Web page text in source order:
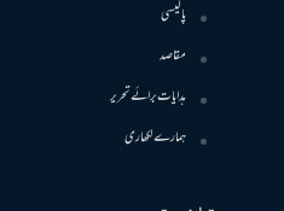
پالیسی
مقاصد
ہدایات برائے تحریر
ہمارے لکھاری